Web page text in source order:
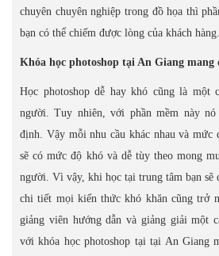
chuyên chuyên nghiệp trong đồ họa thì
bạn có thể chiếm được lòng của khách hàng.
Khóa học photoshop tại An Giang
Học photoshop dễ hay khó cũng là một
người. Tuy nhiên, với phần mềm này
định. Vậy mỗi nhu cầu khác nhau và mức
sẽ có mức độ khó và dễ tùy theo mong
người. Vì vậy, khi học tại trung tâm bạn sẽ
chi tiết mọi kiến thức khó khăn cũng trở
giảng viên hướng dẫn và giảng giải một
với khóa học photoshop tại tại An Giang